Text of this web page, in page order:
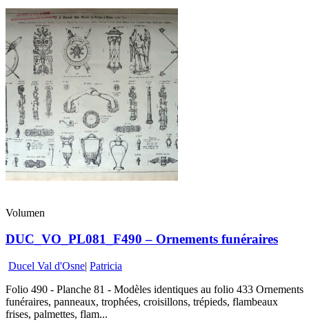
Volumen
DUC_VO_PL081_F490 – Ornements funéraires
Ducel Val d'Osne| Patricia
Folio 490 - Planche 81 - Modèles identiques au folio 433 Ornements
funéraires, panneaux, trophées, croisillons, trépieds, flambeaux
frises, palmettes, flam...